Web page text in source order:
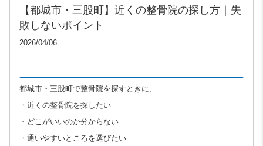
【都城市・三股町】近くの整骨院の探し方｜失
敗しないポイント
2026/04/06
都城市・三股町で整骨院を探すときに、
・近くの整骨院を探したい
・どこがいいのか分からない
・通いやすいところを選びたい